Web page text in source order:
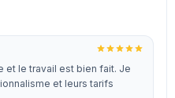
et le travail est bien fait. Je
et leurs tarifs